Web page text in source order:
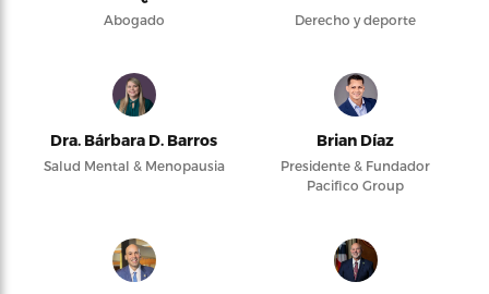
Abogado Derecho y deporte
Dra. Bárbara D. Barros
Salud Mental & Menopausia
Brian Díaz
Presidente & Fundador
Pacifico Group